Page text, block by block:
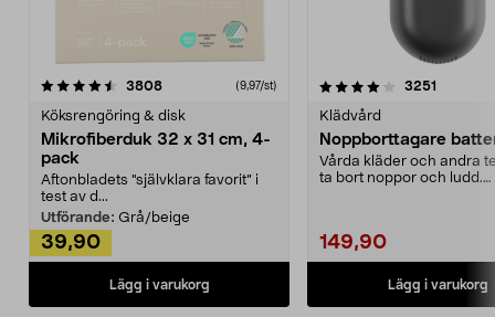
3808recensioner (9,97/st)
Köksrengöring & disk
Mikrofiberduk 32 x 31 cm, 4-
pack
Aftonbladets "självklara favorit” i
test av d...
Utförande: Grå/beige
39,90
Lägg i varukorg
4.0av 5 stjärnor 3251
Klädvård
Noppborttagare
Vårda kläder och andra
ta bort noppor och ludd.
149,90
Lägg i varukorg
4.5av 5 stjärnor